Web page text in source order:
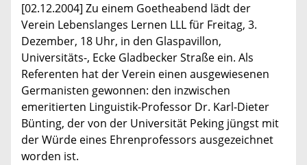
[02.12.2004] Zu einem Goetheabend lädt der
Verein Lebenslanges Lernen LLL für Freitag, 3.
Dezember, 18 Uhr, in den Glaspavillon,
Universitäts-, Ecke Gladbecker Straße ein. Als
Referenten hat der Verein einen ausgewiesenen
Germanisten gewonnen: den inzwischen
emeritierten Linguistik-Professor Dr. Karl-Dieter
Bünting, der von der Universität Peking jüngst mit
der Würde eines Ehrenprofessors ausgezeichnet
worden ist.